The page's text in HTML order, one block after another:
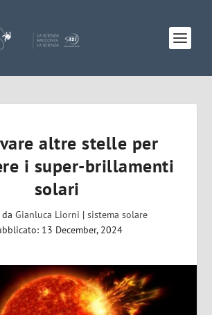
altre stelle per
i super-brillamenti
solari
Gianluca Liorni | sistema solare
13 December, 2024